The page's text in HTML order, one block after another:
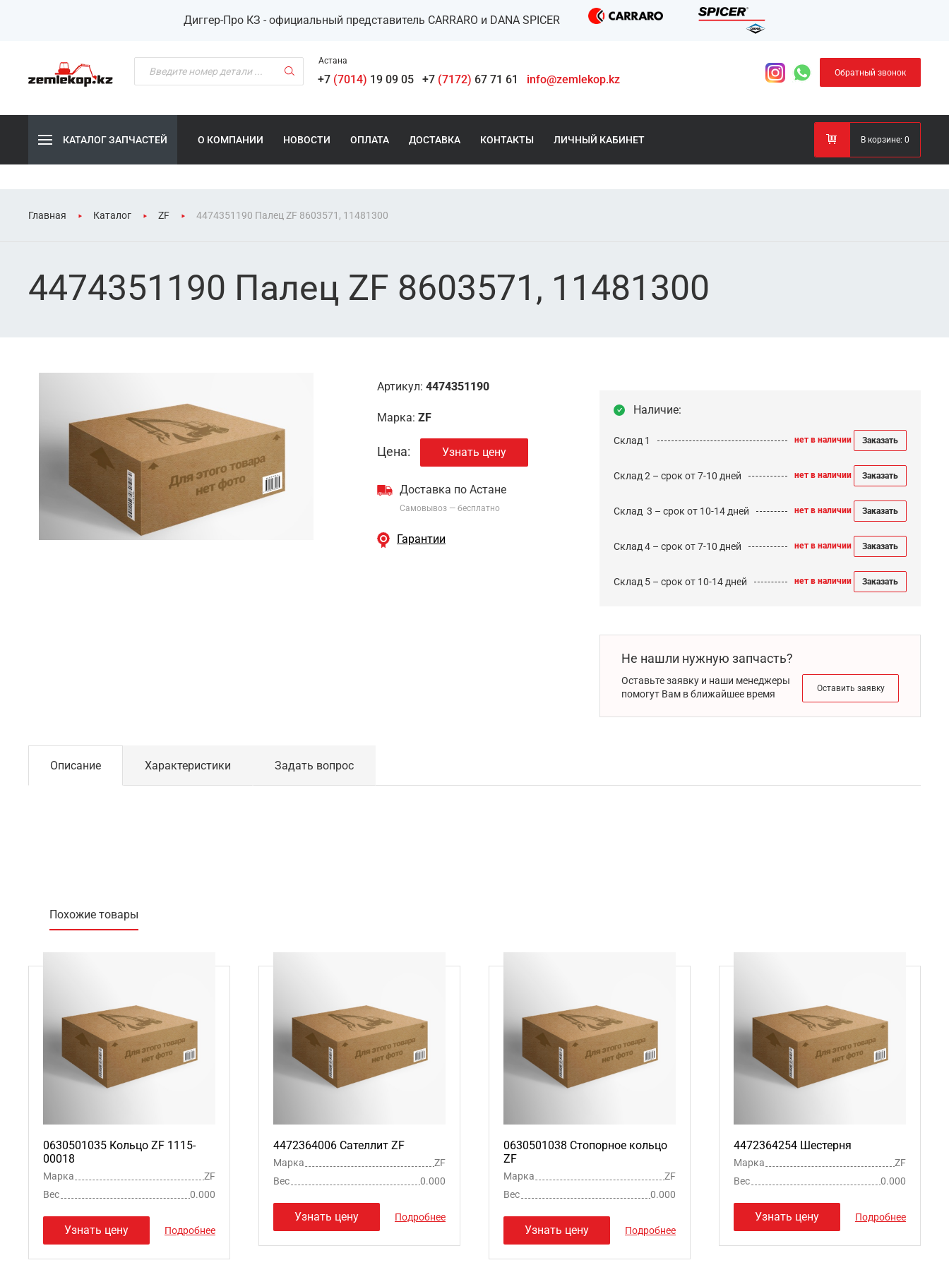
Диггер-Про КЗ - официальный представитель CARRARO и DANA SPICER
Астана
+7 (7014) 19 09 05 +7 (7172) 67 71 61 info@zemlekop.kz Обратный звонок
КАТАЛОГ ЗАПЧАСТЕЙ О КОМПАНИИ НОВОСТИ ОПЛАТА ДОСТАВКА КОНТАКТЫ ЛИЧНЫЙ КАБИНЕТ В корзине: 0
Главная Каталог ZF 4474351190 Палец ZF 8603571, 11481300
4474351190 Палец ZF 8603571, 11481300
Артикул: 4474351190
Марка: ZF
Цена: Узнать цену
Доставка по Астане
Самовывоз — бесплатно
Гарантии
Наличие:
Склад 1 нет в наличии Заказать
Склад 2 – срок от 7-10 дней нет в наличии Заказать
Cклад 3 – срок от 10-14 дней нет в наличии Заказать
Склад 4 – срок от 7-10 дней нет в наличии Заказать
Склад 5 – срок от 10-14 дней нет в наличии Заказать
Не нашли нужную запчасть?
Оставьте заявку и наши менеджеры
помогут Вам в ближайшее время
Оставить заявку
Описание Характеристики Задать вопрос
Похожие товары
0630501035 Кольцо ZF 1115-
00018
Марка
ZF
Вес
0.000
Узнать цену Подробнее
4472364006 Сателлит ZF
Марка
ZF
Вес
0.000
Узнать цену Подробнее
0630501038 Стопорное кольцо
ZF
Марка
ZF
Вес
0.000
Узнать цену Подробнее
4472364254 Шестерня
Марка
ZF
Вес
0.000
Узнать цену Подробнее